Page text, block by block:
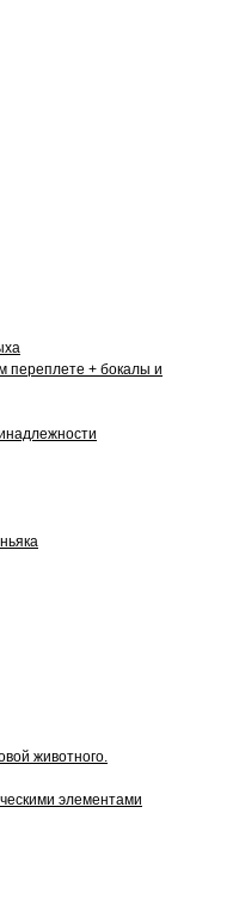
переплете + бокалы и
животного.
элементами